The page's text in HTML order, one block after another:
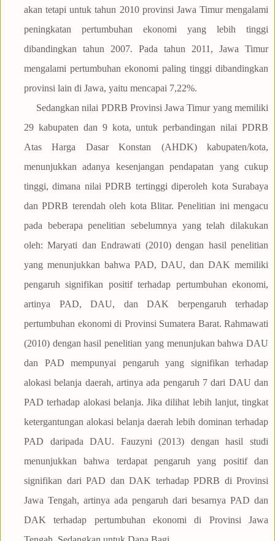
akan tetapi untuk tahun 2010 provinsi Jawa Timur mengalami
peningkatan pertumbuhan ekonomi yang lebih tinggi
dibandingkan tahun 2007. Pada tahun 2011, Jawa Timur
mengalami pertumbuhan ekonomi paling tinggi dibandingkan
provinsi lain di Jawa, yaitu mencapai 7,22%.
Sedangkan nilai PDRB Provinsi Jawa Timur yang memiliki
29 kabupaten dan 9 kota, untuk perbandingan nilai PDRB
Atas Harga Dasar Konstan (AHDK) kabupaten/kota,
menunjukkan adanya kesenjangan pendapatan yang cukup
tinggi, dimana nilai PDRB tertinggi diperoleh kota Surabaya
dan PDRB terendah oleh kota Blitar. Penelitian ini mengacu
pada beberapa penelitian sebelumnya yang telah dilakukan
oleh: Maryati dan Endrawati (2010) dengan hasil penelitian
yang menunjukkan bahwa PAD, DAU, dan DAK memiliki
pengaruh signifikan positif terhadap pertumbuhan ekonomi,
artinya PAD, DAU, dan DAK berpengaruh terhadap
pertumbuhan ekonomi di Provinsi Sumatera Barat. Rahmawati
(2010) dengan hasil penelitian yang menunjukan bahwa DAU
dan PAD mempunyai pengaruh yang signifikan terhadap
alokasi belanja daerah, artinya ada pengaruh 7 dari DAU dan
PAD terhadap alokasi belanja. Jika dilihat lebih lanjut, tingkat
ketergantungan alokasi belanja daerah lebih dominan terhadap
PAD daripada DAU. Fauzyni (2013) dengan hasil studi
menunjukkan bahwa terdapat pengaruh yang positif dan
signifikan dari PAD dan DAK terhadap PDRB di Provinsi
Jawa Tengah, artinya ada pengaruh dari besarnya PAD dan
DAK terhadap pertumbuhan ekonomi di Provinsi Jawa